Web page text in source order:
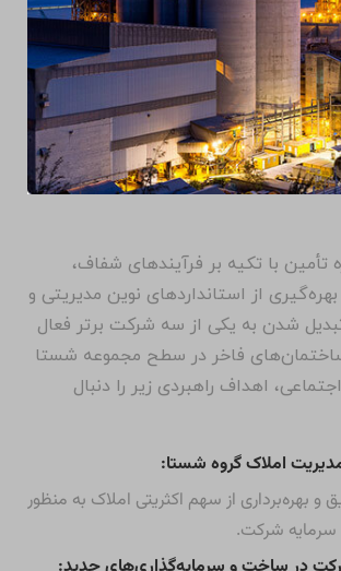
تأمین با تکیه بر فرآیندهای شفاف،
از استانداردهای نوین مدیریتی و
شدن به یکی از سه شرکت برتر فعال
فاخر در سطح مجموعه شستا
اهداف راهبردی زیر را دنبال
املاک گروه شستا:
و بهره‌برداری از سهم اکثریتی املاک به منظور
شرکت.